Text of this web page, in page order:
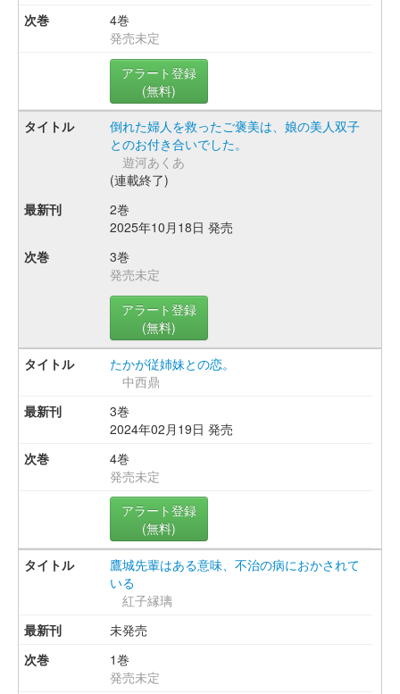
4巻
発売未定
アラート登録
(無料)
倒れた婦人を救ったご褒美は、娘の美人双子
とのお付き合いでした。
遊河あくあ
(連載終了)
2巻
2025年10月18日 発売
3巻
発売未定
アラート登録
(無料)
たかが従姉妹との恋。
中西鼎
3巻
2024年02月19日 発売
4巻
発売未定
アラート登録
(無料)
鷹城先輩はある意味、不治の病におかされて
いる
紅子縁璃
未発売
1巻
発売未定